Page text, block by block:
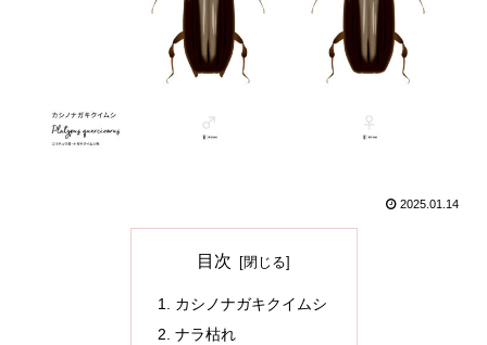
2025.01.14
目次
カシノナガキクイムシ
ナラ枯れ